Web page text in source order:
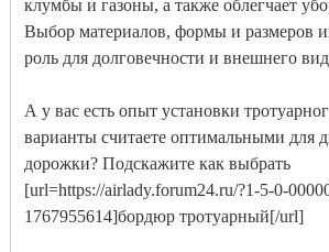
клумбы и газоны, а также облегчает
Выбор материалов, формы и размеров
роль для долговечности и внешнего
А у вас есть опыт установки
варианты считаете оптимальными для
дорожки? Подскажите как выбрать
[url=https://airlady.forum24.ru/?1-5-0-
1767955614]бордюр тротуарный[/url]